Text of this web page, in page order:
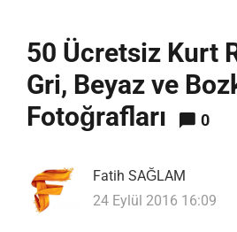
50 Ücretsiz Kurt
Gri, Beyaz ve
Fotoğrafları
0
Fatih SAĞLAM
24 Eylül 2016 16:09